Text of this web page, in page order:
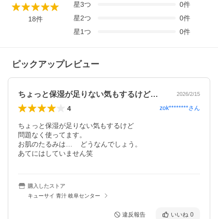
18件
星3つ 0件
星2つ 0件
星1つ 0件
ピックアップレビュー
ちょっと保湿が足りない気もするけど問題… 2026/2/15
4 zok********さん
ちょっと保湿が足りない気もするけど
問題なく使ってます。
お肌のたるみは…    どうなんでしょう。
あてにはしていません笑
購入したストア
キューサイ 青汁 岐阜センター
違反報告 いいね 0